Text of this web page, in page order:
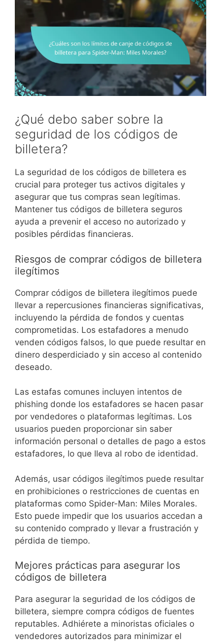
¿Qué debo saber sobre la
seguridad de los códigos de
billetera?
La seguridad de los códigos de billetera es
crucial para proteger tus activos digitales y
asegurar que tus compras sean legítimas.
Mantener tus códigos de billetera seguros
ayuda a prevenir el acceso no autorizado y
posibles pérdidas financieras.
Riesgos de comprar códigos de billetera
ilegítimos
Comprar códigos de billetera ilegítimos puede
llevar a repercusiones financieras significativas,
incluyendo la pérdida de fondos y cuentas
comprometidas. Los estafadores a menudo
venden códigos falsos, lo que puede resultar en
dinero desperdiciado y sin acceso al contenido
deseado.
Las estafas comunes incluyen intentos de
phishing donde los estafadores se hacen pasar
por vendedores o plataformas legítimas. Los
usuarios pueden proporcionar sin saber
información personal o detalles de pago a estos
estafadores, lo que lleva al robo de identidad.
Además, usar códigos ilegítimos puede resultar
en prohibiciones o restricciones de cuentas en
plataformas como Spider-Man: Miles Morales.
Esto puede impedir que los usuarios accedan a
su contenido comprado y llevar a frustración y
pérdida de tiempo.
Mejores prácticas para asegurar los
códigos de billetera
Para asegurar la seguridad de los códigos de
billetera, siempre compra códigos de fuentes
reputables. Adhiérete a minoristas oficiales o
vendedores autorizados para minimizar el